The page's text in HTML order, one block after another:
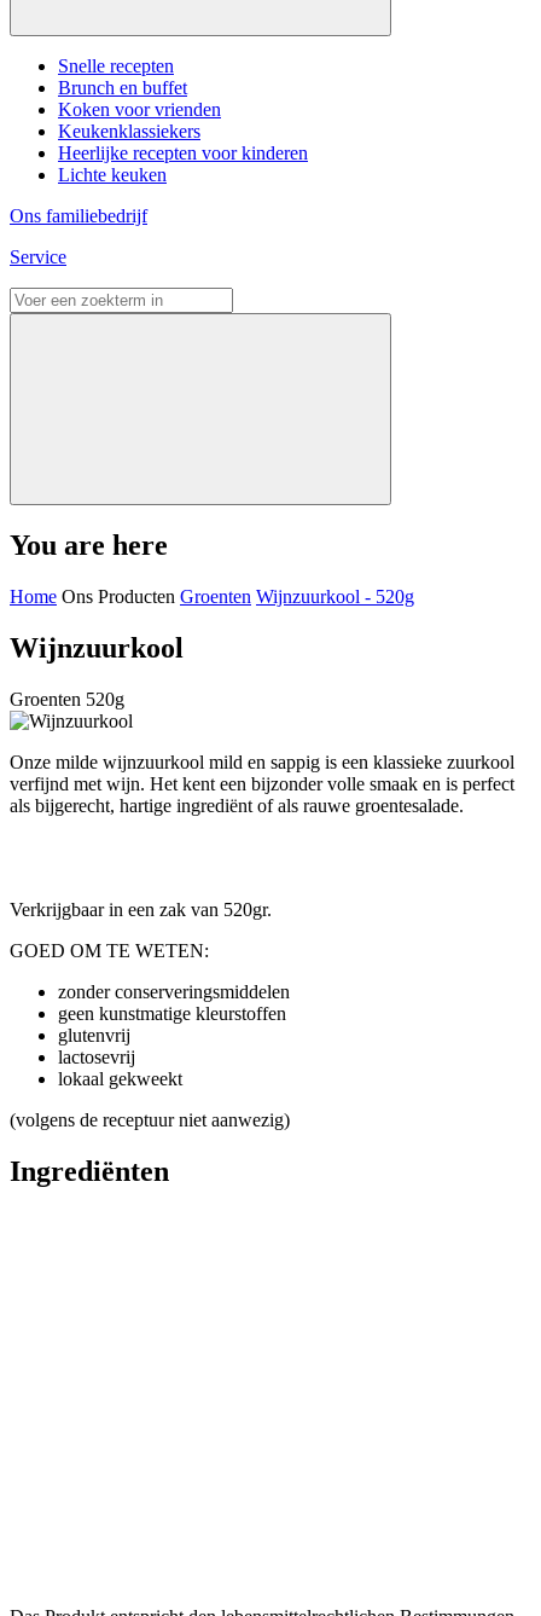
Snelle recepten
Brunch en buffet
Koken voor vrienden
Keukenklassiekers
Heerlijke recepten voor kinderen
Lichte keuken
Ons familiebedrijf
Service
You are here
Home Ons Producten Groenten Wijnzuurkool - 520g
Wijnzuurkool
Groenten 520g
Onze milde wijnzuurkool mild en sappig is een klassieke zuurkool
verfijnd met wijn. Het kent een bijzonder volle smaak en is perfect
als bijgerecht, hartige ingrediënt of als rauwe groentesalade.
Verkrijgbaar in een zak van 520gr.
GOED OM TE WETEN:
zonder conserveringsmiddelen
geen kunstmatige kleurstoffen
glutenvrij
lactosevrij
lokaal gekweekt
(volgens de receptuur niet aanwezig)
Ingrediënten